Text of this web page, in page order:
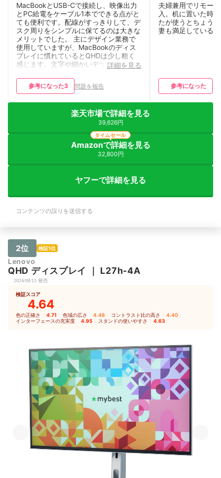
MacBookとUSB-Cで接続し、映像出力
とPC給電をケーブル1本でできる点がと
ても便利です。配線がすっきりして、デ
スク周りをシンプルに保てるのは大きな
メリットでした。 主にデザイン業務で
使用していますが、MacBookのディス
プレイに慣れているとQHDは少し粗く
感じます。文字や細かいデザインを長時
4Kモデルを選べばよかったと思いまし
た。 一方で、モニター自体のデザイン
パフォーマンスは高いですが、
IllustratorやPhotoshopなどデザイン作
業がメインの方は、解像度も考慮して選
ぶことをおすすめします。
詳細を見る
参考になった3 問題を報告
夫婦兼用でリモー
入。机に置いた時
たが使うとちょう
妻も満足している
参考になった
楽天市場で詳細を見る
39,626円
Amazonで詳細を見る
32,800円
タイムセール
ヤフーで詳細を見る
コンテンツの誤りを送信する
2位 検証1位
Lenovo
QHD ディスプレイ L27h-4A
2024/08/13 発売
検証スコア
4.64
色の正確さ 4.71 色域の広さ 4.48 コントラスト比の高さ 4.40
インターフェースの充実度 4.95 スタンドの使いやすさ 4.63